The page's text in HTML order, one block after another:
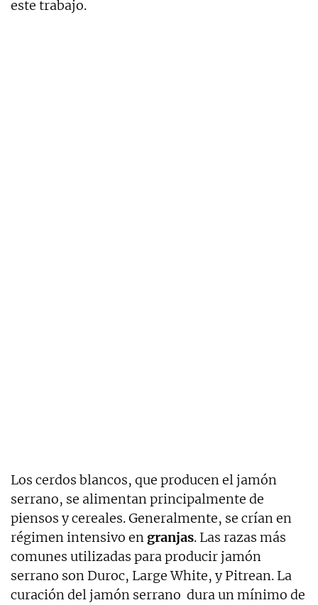
este trabajo.
Los cerdos blancos, que producen el jamón
serrano, se alimentan principalmente de
piensos y cereales. Generalmente, se crían en
régimen intensivo en granjas. Las razas más
comunes utilizadas para producir jamón
serrano son Duroc, Large White, y Pitrean. La
curación del jamón serrano dura un mínimo de